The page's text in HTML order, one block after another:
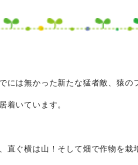
には無かった新たな猛者敵、猿の
着いています。
直ぐ横は山！そして畑で作物を栽